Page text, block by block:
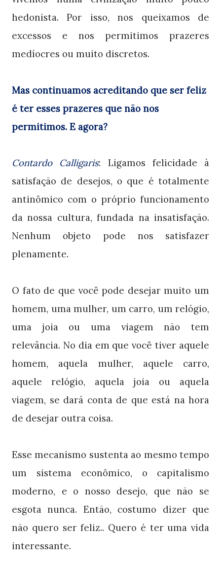
hedonista. Por isso, nos queixamos de
excessos e nos permitimos prazeres
medíocres ou muito discretos.
Mas continuamos acreditando que ser feliz
é ter esses prazeres que não nos
permitimos. E agora?
Contardo Calligaris: Ligamos felicidade à
satisfação de desejos, o que é totalmente
antinômico com o próprio funcionamento
da nossa cultura, fundada na insatisfação.
Nenhum objeto pode nos satisfazer
plenamente.
O fato de que você pode desejar muito um
homem, uma mulher, um carro, um relógio,
uma joia ou uma viagem não tem
relevância. No dia em que você tiver aquele
homem, aquela mulher, aquele carro,
aquele relógio, aquela joia ou aquela
viagem, se dará conta de que está na hora
de desejar outra coisa.
Esse mecanismo sustenta ao mesmo tempo
um sistema econômico, o capitalismo
moderno, e o nosso desejo, que não se
esgota nunca. Então, costumo dizer que
não quero ser feliz.. Quero é ter uma vida
interessante.